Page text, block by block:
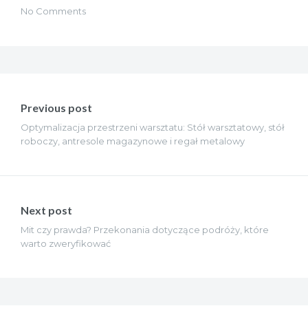
No Comments
wpisu
Previous post
Optymalizacja przestrzeni warsztatu: Stół warsztatowy, stół
roboczy, antresole magazynowe i regał metalowy
Next post
Mit czy prawda? Przekonania dotyczące podróży, które
warto zweryfikować